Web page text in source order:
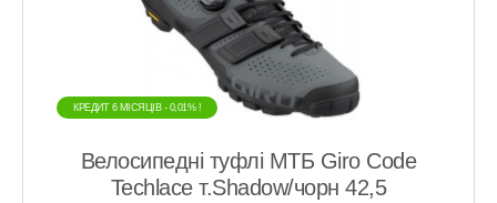
КРЕДИТ 6 МIСЯЦIВ - 0,01% !
Велосипедні туфлі МТБ Giro Code
Techlace т.Shadow/чорн 42,5